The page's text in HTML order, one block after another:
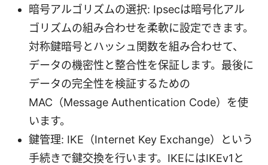
暗号アルゴリズムの選択: Ipsecは暗号化アル
ゴリズムの組み合わせを柔軟に設定できます。
対称鍵暗号とハッシュ関数を組み合わせて、
データの機密性と整合性を保証します。最後に
データの完全性を検証するための
MAC（Message Authentication Code）を使
います。
鍵管理: IKE（Internet Key Exchange）という
手続きで鍵交換を行います。IKEにはIKEv1と